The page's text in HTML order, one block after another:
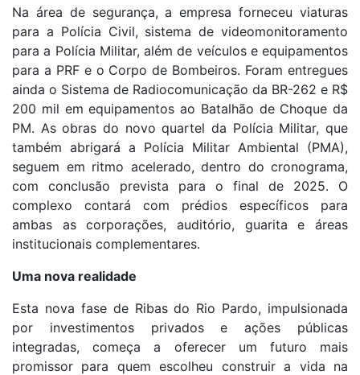
Na área de segurança, a empresa forneceu viaturas
para a Polícia Civil, sistema de videomonitoramento
para a Polícia Militar, além de veículos e equipamentos
para a PRF e o Corpo de Bombeiros. Foram entregues
ainda o Sistema de Radiocomunicação da BR-262 e R$
200 mil em equipamentos ao Batalhão de Choque da
PM. As obras do novo quartel da Polícia Militar, que
também abrigará a Polícia Militar Ambiental (PMA),
seguem em ritmo acelerado, dentro do cronograma,
com conclusão prevista para o final de 2025. O
complexo contará com prédios específicos para
ambas as corporações, auditório, guarita e áreas
institucionais complementares.
Uma nova realidade
Esta nova fase de Ribas do Rio Pardo, impulsionada
por investimentos privados e ações públicas
integradas, começa a oferecer um futuro mais
promissor para quem escolheu construir a vida na